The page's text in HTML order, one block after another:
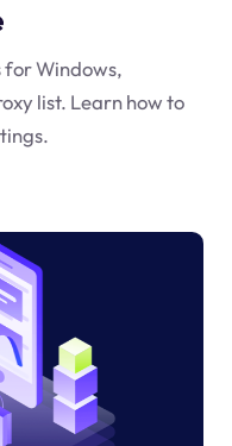
for Windows,
list. Learn how to